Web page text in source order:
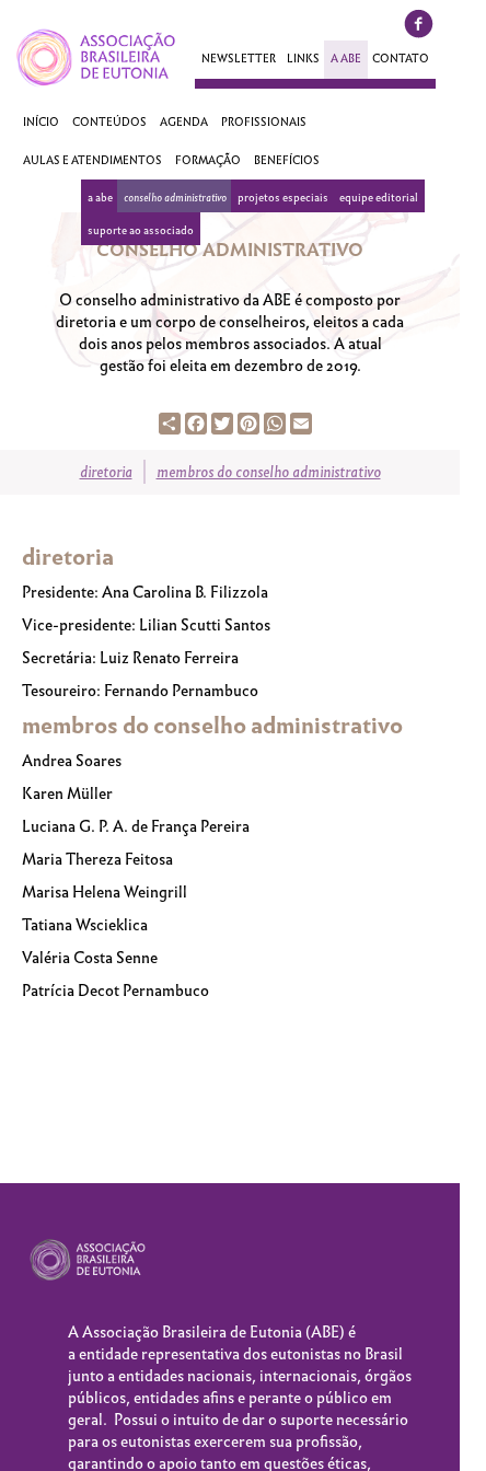
INÍCIO CONTEÚDOS AGENDA PROFISSIONAIS
AULAS E ATENDIMENTOS FORMAÇÃO BENEFÍCIOS
NEWSLETTER LINKS A ABE
a abe conselho administrativo projetos especiais
equipe editorial
suporte ao associado
CONTATO
CONSELHO ADMINISTRATIVO
O conselho administrativo da ABE é composto por
diretoria e um corpo de conselheiros, eleitos a cada
dois anos pelos membros associados. A atual
gestão foi eleita em dezembro de 2019.
ShareFacebook
TwitterPinterestWhatsApp
diretoria membros do conselho administrativo
diretoria
Presidente: Ana Carolina B. Filizzola
Vice-presidente: Lilian Scutti Santos
Secretária: Luiz Renato Ferreira
Tesoureiro: Fernando Pernambuco
membros do conselho administrativo
Andrea Soares
Karen Müller
Luciana G. P. A. de França Pereira
Maria Thereza Feitosa
Marisa Helena Weingrill
Tatiana Wscieklica
Valéria Costa Senne
Patrícia Decot Pernambuco
A Associação Brasileira de Eutonia (ABE) é
a entidade representativa dos eutonistas no Brasil
junto a entidades nacionais, internacionais, órgãos
públicos, entidades afins e perante o público em
geral. Possui o intuito de dar o suporte necessário
para os eutonistas exercerem sua profissão,
garantindo o apoio tanto em questões éticas,